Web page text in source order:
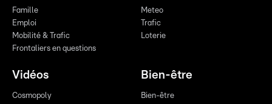
Famille
Emploi
Mobilité & Trafic
Frontaliers en questions
Meteo
Trafic
Loterie
Vidéos
Cosmopoly
Bien-être
Bien-être